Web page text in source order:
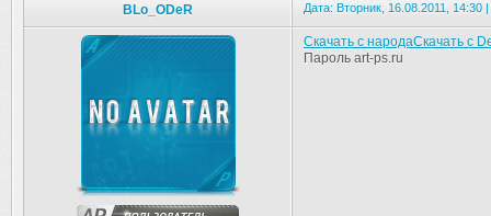
BLo_ODeR Дата: Вторник, 16.08.2011,
Cкачать с народаCкачать с
Пароль art-ps.ru